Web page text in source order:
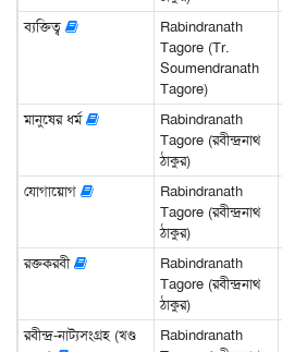
ব্যক্তিত্ব
Rabindranath
Tagore (Tr.
Soumendranath
Tagore)
মানুষের ধর্ম
Rabindranath
Tagore (রবীন্দ্রনাথ
ঠাকুর)
যোগায়োগ
Rabindranath
Tagore (রবীন্দ্রনাথ
ঠাকুর)
রক্তকরবী
Rabindranath
Tagore (রবীন্দ্রনাথ
ঠাকুর)
রবীন্দ্র-নাট্যসংগ্রহ (খণ্ড
Rabindranath